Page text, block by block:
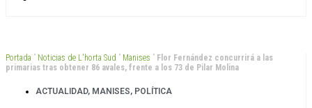
Portada ” Noticias de L'horta Sud ” Manises ” Flor Fernández concurrirá a las
primarias tras obtener 86 avales, frente a los 73 de Pilar Molina
ACTUALIDAD, MANISES, POLÍTICA